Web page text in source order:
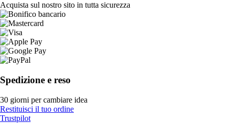
Acquista sul nostro sito in tutta sicurezza
Spedizione e reso
30 giorni per cambiare idea
Restituisci il tuo ordine
Trustpilot